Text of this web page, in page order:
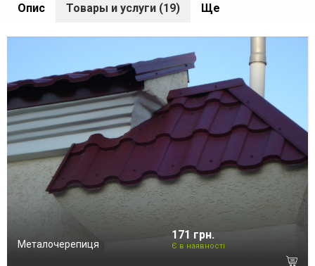
Опис Товары и услуги (19) Ще
Металочерепиця
171 грн.
Є в наявності